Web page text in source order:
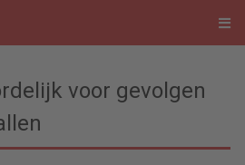
voor gevolgen